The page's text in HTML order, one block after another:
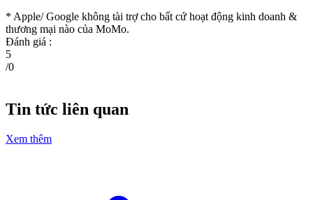
* Apple/ Google không tài trợ cho bất cứ hoạt động kinh doanh &
thương mại nào của MoMo.
Đánh giá :
5
/0
Tin tức liên quan
Xem thêm